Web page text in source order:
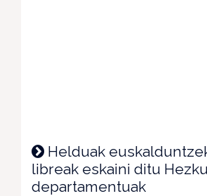
Helduak
libreak eskaini ditu
departamentuak